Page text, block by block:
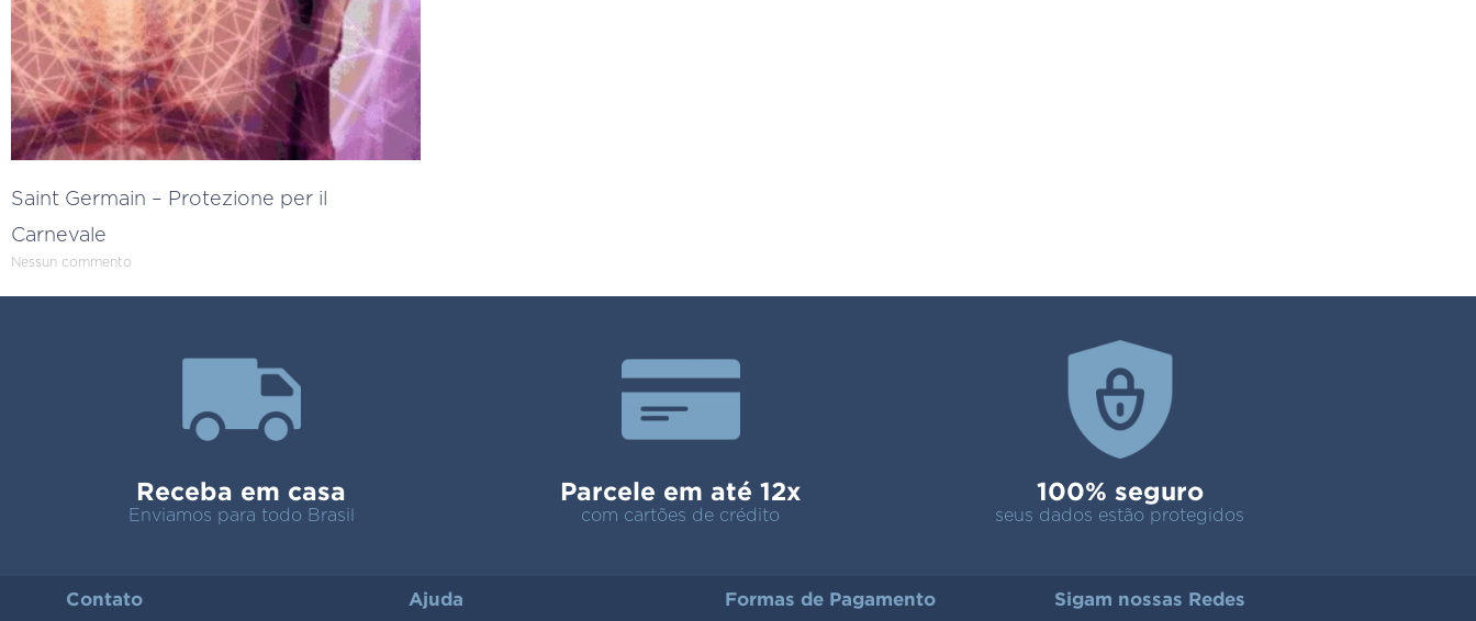
Saint Germain – Protezione per il
Carnevale
Nessun commento
Receba em casa
Enviamos para todo Brasil
Parcele em até 12x
com cartões de crédito
100% seguro
seus dados estão protegidos
Contato Ajuda Formas de Pagamento Sigam nossas Redes